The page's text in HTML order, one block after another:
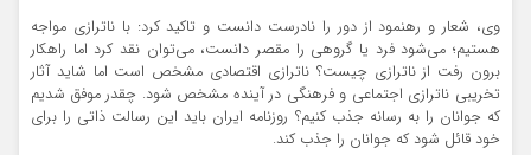
وی، شعار و رهنمود از دور را نادرست دانست و تاکید کرد: با ناترازی مواجه
هستیم؛ می‌شود فرد یا گروهی را مقصر دانست، می‌توان نقد کرد اما راهکار
برون رفت از ناترازی چیست؟ ناترازی اقتصادی مشخص است اما شاید آثار
تخریبی ناترازی اجتماعی و فرهنگی در آینده مشخص شود. چقدر موفق شدیم
که جوانان را به رسانه جذب کنیم؟ روزنامه ایران باید این رسالت ذاتی را برای
خود قائل شود که جوانان را جذب کند.